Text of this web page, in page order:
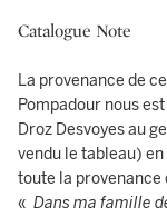
Catalogue Note
La provenance de
Pompadour nous
Droz Desvoyes au
vendu le tableau)
toute la provenance
« Dans ma famille